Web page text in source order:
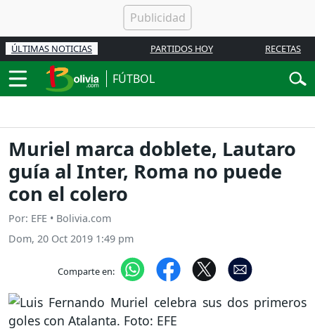
ÚLTIMAS NOTICIAS PARTIDOS HOY RECETAS
FÚTBOL
Muriel marca doblete, Lautaro
guía al Inter, Roma no puede
con el colero
Por: EFE • Bolivia.com
Dom, 20 Oct 2019 1:49 pm
Comparte en: